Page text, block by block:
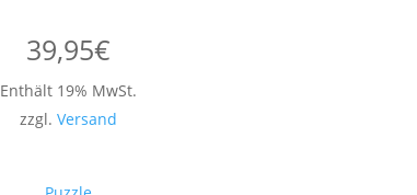
39,95€
Enthält 19% MwSt.
zzgl. Versand